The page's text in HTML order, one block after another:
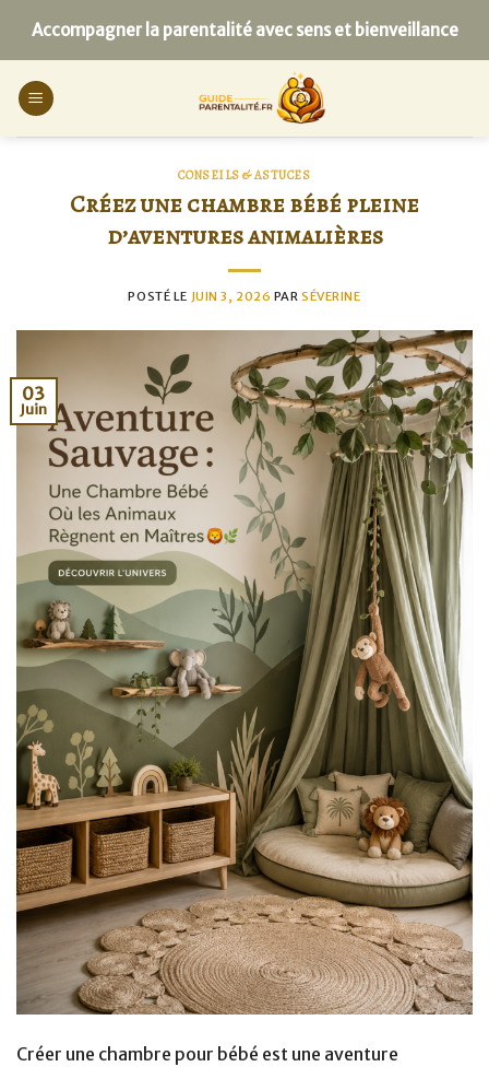
content
Accompagner la parentalité avec sens et bienveillance
CONSEILS & ASTUCES
Créez une chambre bébé pleine
d’aventures animalières
POSTÉ LE JUIN 3, 2026 PARSÉVERINE
03
Juin
Créer une chambre pour bébé est une aventure